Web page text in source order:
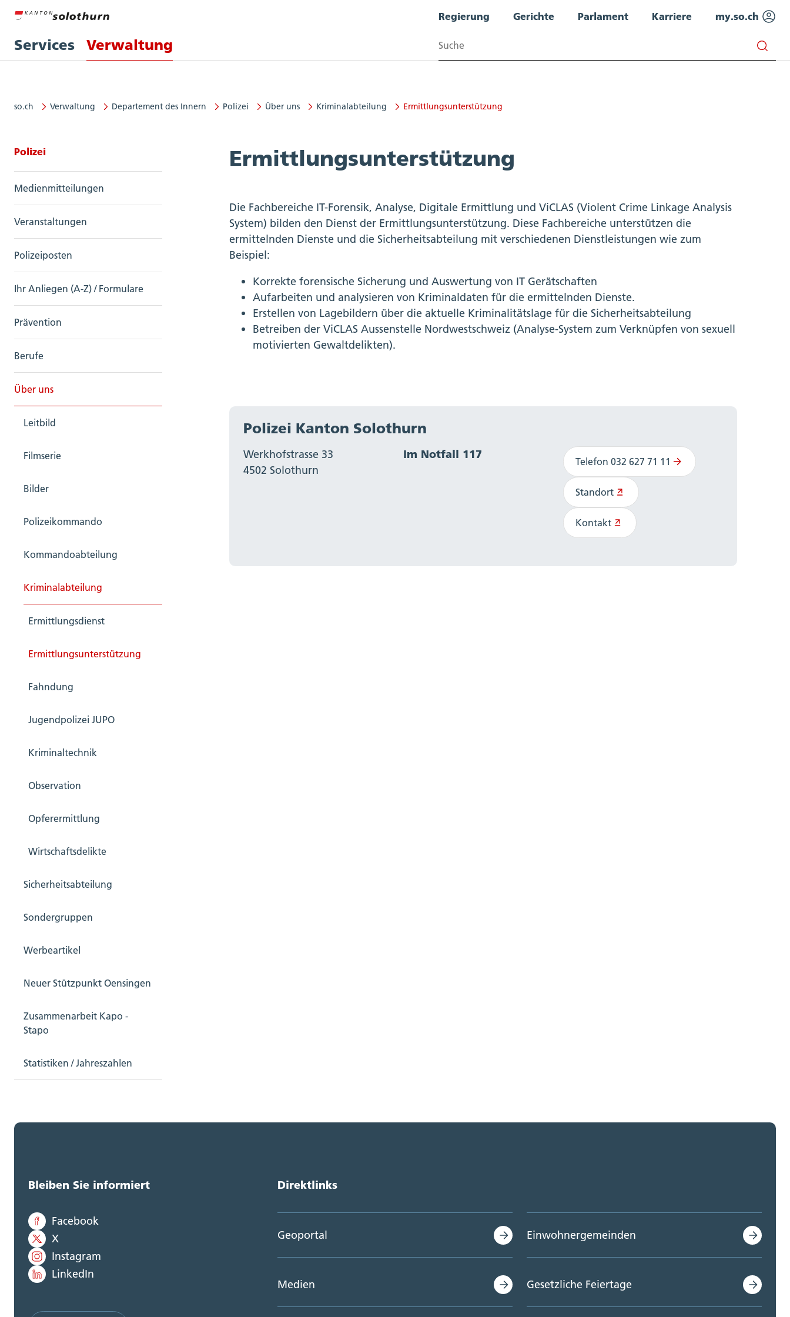
Services Verwaltung
Regierung Gerichte Parlament Karriere my.so.ch
Suchen
so.ch Verwaltung Departement des Innern Polizei Über uns Kriminalabteilung Ermittlungsunterstützung
Seitennavigation: Polizei
Polizei
Medienmitteilungen
Veranstaltungen
Polizeiposten
Ihr Anliegen (A-Z) / Formulare
Prävention
Berufe
Über uns
Leitbild
Filmserie
Bilder
Polizeikommando
Kommandoabteilung
Kriminalabteilung
Ermittlungsdienst
Ermittlungsunterstützung
Fahndung
Jugendpolizei JUPO
Kriminaltechnik
Observation
Opferermittlung
Wirtschaftsdelikte
Sicherheitsabteilung
Sondergruppen
Werbeartikel
Neuer Stützpunkt Oensingen
Zusammenarbeit Kapo -
Stapo
Statistiken / Jahreszahlen
Ermittlungsunterstützung
Die Fachbereiche IT-Forensik, Analyse, Digitale Ermittlung und ViCLAS (Violent Crime Linkage Analysis
System) bilden den Dienst der Ermittlungsunterstützung. Diese Fachbereiche unterstützen die
ermittelnden Dienste und die Sicherheitsabteilung mit verschiedenen Dienstleistungen wie zum
Beispiel:
Korrekte forensische Sicherung und Auswertung von IT Gerätschaften
Aufarbeiten und analysieren von Kriminaldaten für die ermittelnden Dienste.
Erstellen von Lagebildern über die aktuelle Kriminalitätslage für die Sicherheitsabteilung
Betreiben der ViCLAS Aussenstelle Nordwestschweiz (Analyse-System zum Verknüpfen von sexuell
motivierten Gewaltdelikten).
Polizei Kanton Solothurn
Werkhofstrasse 33
4502 Solothurn
Im Notfall 117
Telefon 032 627 71 11
Standort
Kontakt
Bleiben Sie informiert
Facebook
X
Instagram
LinkedIn
Direktlinks
Geoportal
Medien
Einwohnergemeinden
Gesetzliche Feiertage